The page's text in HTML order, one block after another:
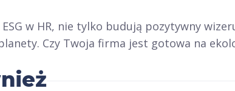
w HR, nie tylko budują pozytywny
Czy Twoja firma jest gotowa na